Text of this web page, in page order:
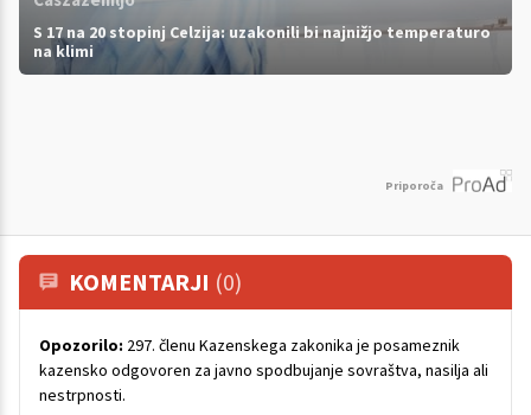
S 17 na 20 stopinj Celzija: uzakonili bi najnižjo temperaturo
na klimi
Priporoča
KOMENTARJI (0)
Opozorilo: 297. členu Kazenskega zakonika je posameznik
kazensko odgovoren za javno spodbujanje sovraštva, nasilja ali
nestrpnosti.